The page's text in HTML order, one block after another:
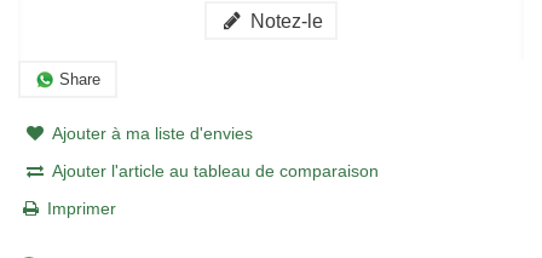
Notez-le
Share
Ajouter à ma liste d'envies
Ajouter l'article au tableau de comparaison
Imprimer